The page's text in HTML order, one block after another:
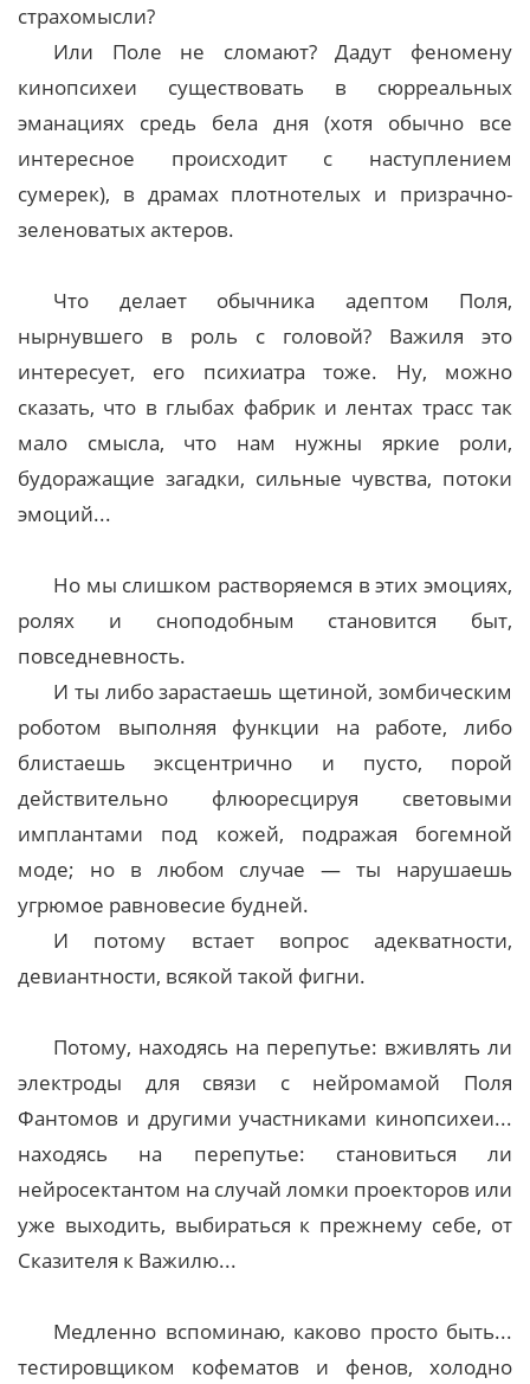
страхомысли?
Или Поле не сломают? Дадут феномену
кинопсихеи существовать в сюрреальных
эманациях средь бела дня (хотя обычно все
интересное происходит с наступлением
сумерек), в драмах плотнотелых и призрачно-
зеленоватых актеров.
Что делает обычника адептом Поля,
нырнувшего в роль с головой? Важиля это
интересует, его психиатра тоже. Ну, можно
сказать, что в глыбах фабрик и лентах трасс так
мало смысла, что нам нужны яркие роли,
будоражащие загадки, сильные чувства, потоки
эмоций...
Но мы слишком растворяемся в этих эмоциях,
ролях и сноподобным становится быт,
повседневность.
И ты либо зарастаешь щетиной, зомбическим
роботом выполняя функции на работе, либо
блистаешь эксцентрично и пусто, порой
действительно флюоресцируя световыми
имплантами под кожей, подражая богемной
моде; но в любом случае — ты нарушаешь
угрюмое равновесие будней.
И потому встает вопрос адекватности,
девиантности, всякой такой фигни.
Потому, находясь на перепутье: вживлять ли
электроды для связи с нейромамой Поля
Фантомов и другими участниками кинопсихеи...
находясь на перепутье: становиться ли
нейросектантом на случай ломки проекторов или
уже выходить, выбираться к прежнему себе, от
Сказителя к Важилю...
Медленно вспоминаю, каково просто быть...
тестировщиком кофематов и фенов, холодно